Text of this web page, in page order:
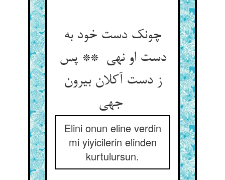
چونک دست خود به
دست او نهی ** پس
ز دست آکلان بیرون
Elini onun eline verdin
mi yiyicilerin elinden
kurtulursun.